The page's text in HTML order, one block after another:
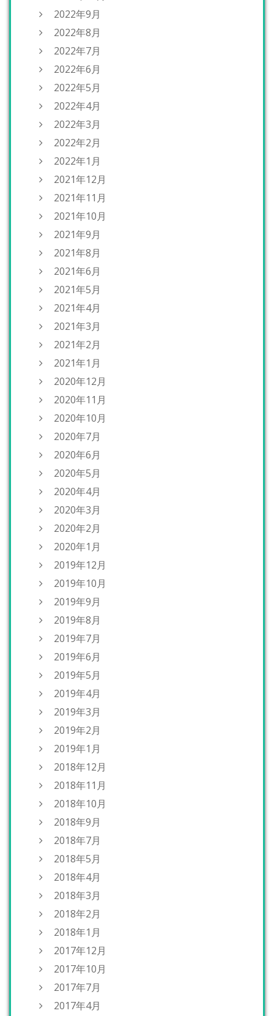
2022年9月
2022年8月
2022年7月
2022年6月
2022年5月
2022年4月
2022年3月
2022年2月
2022年1月
2021年12月
2021年11月
2021年10月
2021年9月
2021年8月
2021年6月
2021年5月
2021年4月
2021年3月
2021年2月
2021年1月
2020年12月
2020年11月
2020年10月
2020年7月
2020年6月
2020年5月
2020年4月
2020年3月
2020年2月
2020年1月
2019年12月
2019年10月
2019年9月
2019年8月
2019年7月
2019年6月
2019年5月
2019年4月
2019年3月
2019年2月
2019年1月
2018年12月
2018年11月
2018年10月
2018年9月
2018年7月
2018年5月
2018年4月
2018年3月
2018年2月
2018年1月
2017年12月
2017年10月
2017年7月
2017年4月